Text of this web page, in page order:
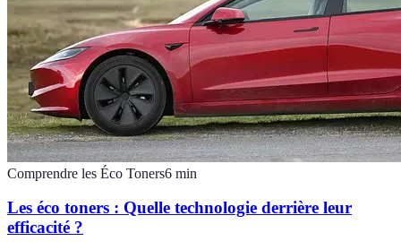
Comprendre les Éco Toners6 min
Les éco toners : Quelle technologie derrière leur
efficacité ?